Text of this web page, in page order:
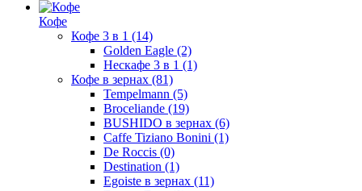
Кофе
Кофе 3 в 1 (14)
Golden Eagle (2)
Нескафе 3 в 1 (1)
Кофе в зернах (81)
Tempelmann (5)
Broceliande (19)
BUSHIDO в зернах (6)
Caffe Tiziano Bonini (1)
De Roccis (0)
Destination (1)
Egoiste в зернах (11)